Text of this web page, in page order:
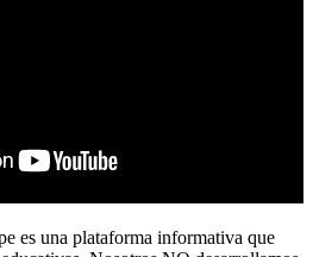
es una plataforma informativa que